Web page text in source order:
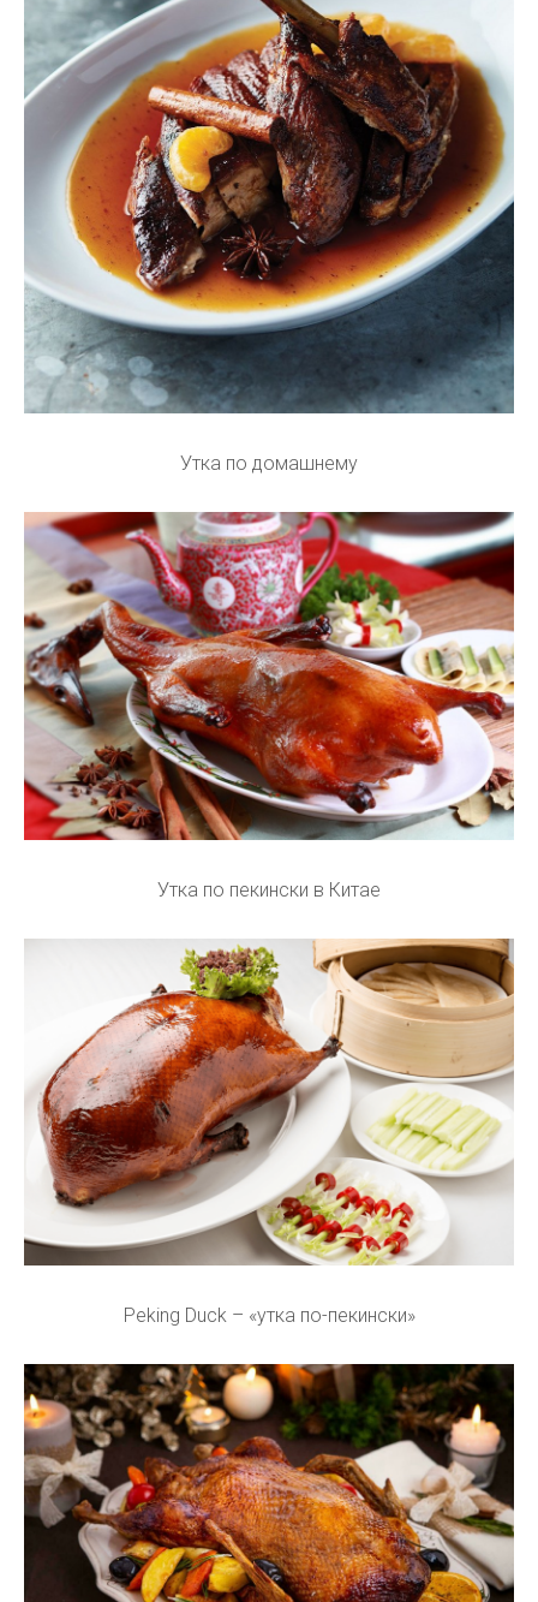
Утка по домашнему
Утка по пекински в Китае
Peking Duck – «утка по-пекински»